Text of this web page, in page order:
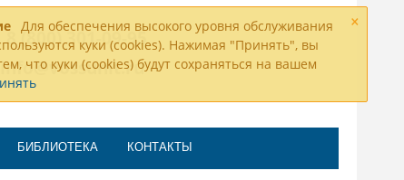
×
Для обеспечения высокого уровня обслуживания
куки (cookies). Нажимая "Принять", вы
что куки (cookies) будут сохраняться на вашем
(800) 301-09-95
info@vossunit.ru
БИБЛИОТЕКА КОНТАКТЫ